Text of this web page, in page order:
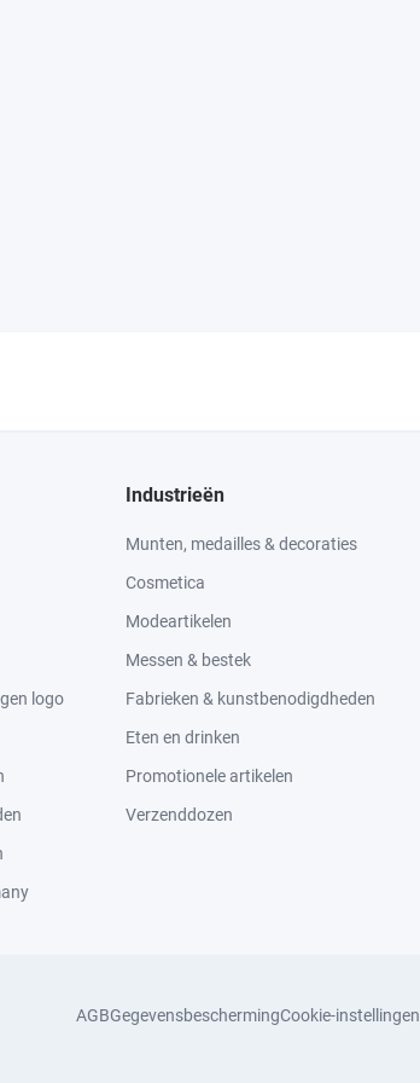
logo
Industrieën
Munten, medailles & decoraties
Cosmetica
Modeartikelen
Messen & bestek
Fabrieken & kunstbenodigdheden
Eten en drinken
Promotionele artikelen
Verzenddozen
AGBGegevensbeschermingCookie-instellingen